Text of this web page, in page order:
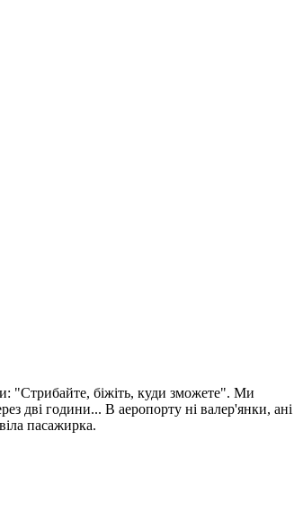
"Стрибайте, біжіть, куди зможете". Ми
дві години... В аеропорту ні валер'янки, ані
пасажирка.